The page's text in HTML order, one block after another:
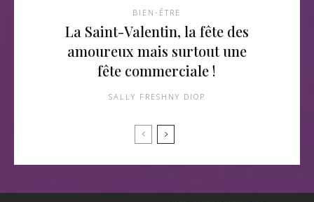
BIEN-ÊTRE
La Saint-Valentin, la fête des
amoureux mais surtout une
fête commerciale !
SALLY FRESHNY DIOP